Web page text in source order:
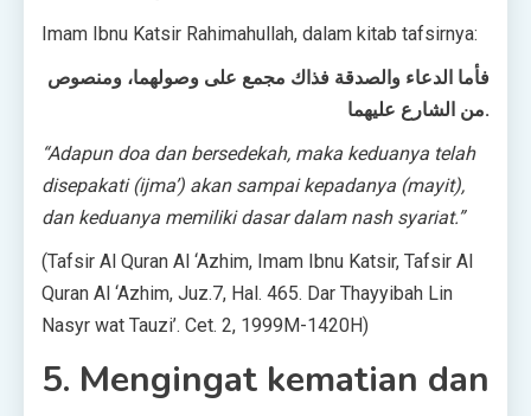
Imam Ibnu Katsir Rahimahullah, dalam kitab tafsirnya:
فأما الدعاء والصدقة فذاك مجمع على وصولهما، ومنصوص
من الشارع عليهما.
“Adapun doa dan bersedekah, maka keduanya telah
disepakati (ijma’) akan sampai kepadanya (mayit),
dan keduanya memiliki dasar dalam nash syariat.”
(Tafsir Al Quran Al ‘Azhim, Imam Ibnu Katsir, Tafsir Al
Quran Al ‘Azhim, Juz.7, Hal. 465. Dar Thayyibah Lin
Nasyr wat Tauzi’. Cet. 2, 1999M-1420H)
5. Mengingat kematian dan